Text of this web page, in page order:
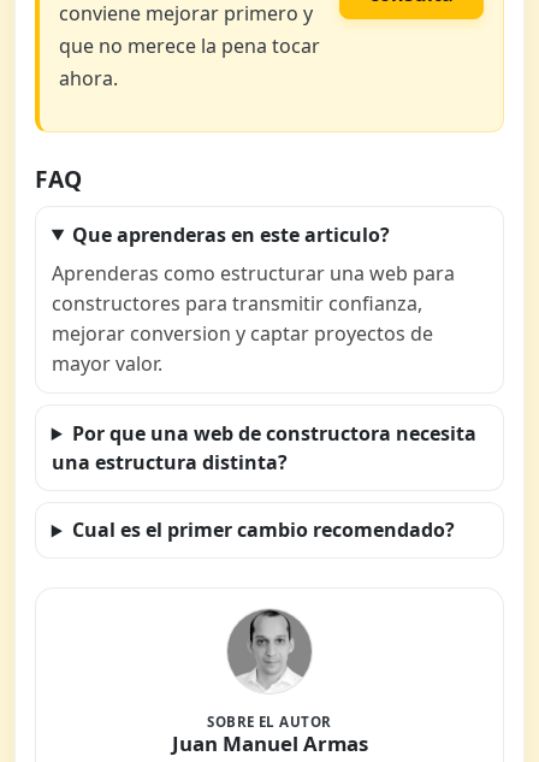
conviene mejorar primero y
que no merece la pena tocar
ahora.
FAQ
Que aprenderas en este articulo?
Aprenderas como estructurar una web para
constructores para transmitir confianza,
mejorar conversion y captar proyectos de
mayor valor.
Por que una web de constructora necesita
una estructura distinta?
Cual es el primer cambio recomendado?
SOBRE EL AUTOR
Juan Manuel Armas